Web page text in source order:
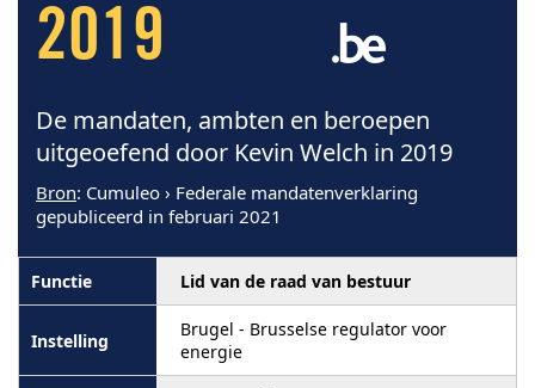
2019
De mandaten, ambten en beroepen
uitgeoefend door Kevin Welch in 2019
Bron: Cumuleo › Federale mandatenverklaring
gepubliceerd in februari 2021
Lid van de raad van bestuur
Brugel - Brusselse regulator voor
energie